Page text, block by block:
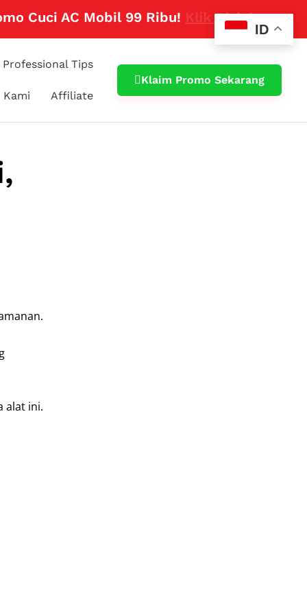
AC Mobil 99 Ribu! Klik Disini
Professional Tips
Kami Affiliate
Klaim Promo Sekarang
alat ini.
ID